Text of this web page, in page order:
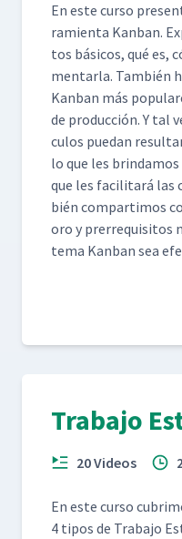
En este cur­so
ramien­ta Kan­ban.
tos bási­cos, qué es,
men­tar­la. Tam­bién
Kan­ban más
de pro­duc­ción. Y tal
cu­los puedan
lo que les
que les facil­i­tará las
bién com­par­ti­mos
oro y pre­rreq­ui­si­tos
tema Kan­ban sea
Trabajo
20 Videos
En este cur­so
4 tipos de Tra­ba­jo